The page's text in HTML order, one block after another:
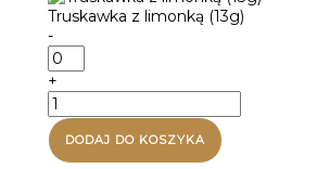
Truskawka z limonką (13g)
-
ilość
Truskawka
z
limonką
(13g)
+
ilość
Praliny
na
Wielkanoc
DODAJ DO KOSZYKA